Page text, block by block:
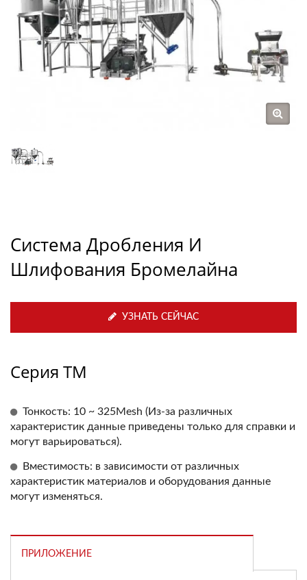
Система Дробления И
Шлифования Бромелайна
УЗНАТЬ СЕЙЧАС
Серия TM
Тонкость: 10 ~ 325Mesh (Из-за различных
характеристик данные приведены только для справки и
могут варьироваться).
Вместимость: в зависимости от различных
характеристик материалов и оборудования данные
могут изменяться.
ПРИЛОЖЕНИЕ